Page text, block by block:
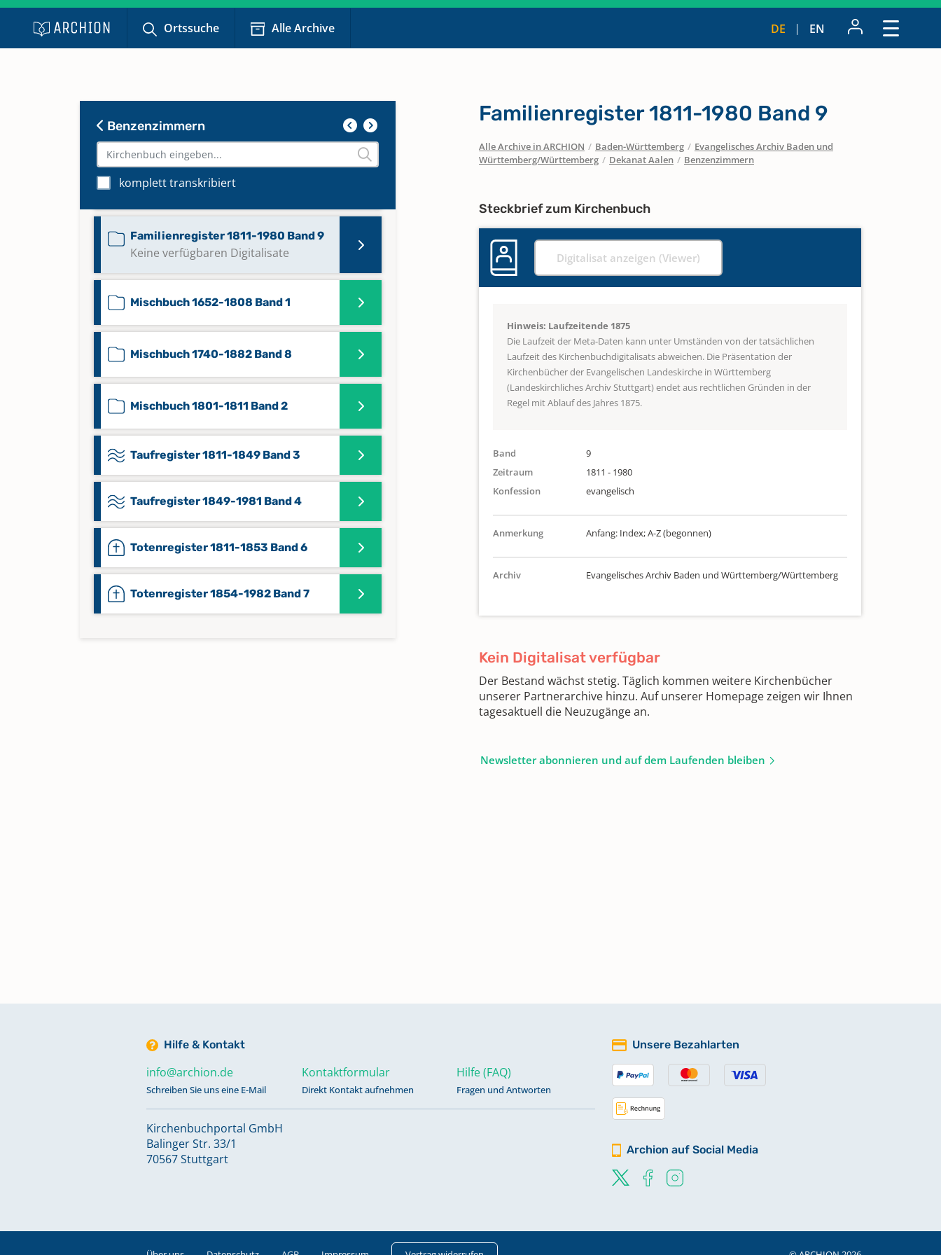
Ortssuche Alle Archive DE EN
Benzenzimmern
komplett transkribiert
Eheregister 1811-1875 Band 5
Familienregister 1811-1980 Band 9
Keine verfügbaren Digitalisate
Mischbuch 1652-1808 Band 1
Mischbuch 1740-1882 Band 8
Mischbuch 1801-1811 Band 2
Taufregister 1811-1849 Band 3
Taufregister 1849-1981 Band 4
Totenregister 1811-1853 Band 6
Totenregister 1854-1982 Band 7
Familienregister 1811-1980 Band 9
Alle Archive in ARCHION / Baden-Württemberg / Evangelisches Archiv Baden und
Württemberg/Württemberg / Dekanat Aalen / Benzenzimmern
Steckbrief zum Kirchenbuch
Digitalisat anzeigen (Viewer)
Hinweis: Laufzeitende 1875
Die Laufzeit der Meta-Daten kann unter Umständen von der tatsächlichen
Laufzeit des Kirchenbuchdigitalisats abweichen. Die Präsentation der
Kirchenbücher der Evangelischen Landeskirche in Württemberg
(Landeskirchliches Archiv Stuttgart) endet aus rechtlichen Gründen in der
Regel mit Ablauf des Jahres 1875.
Band
9
Zeitraum
1811 - 1980
Konfession
evangelisch
Anmerkung Anfang: Index; A-Z (begonnen)
Archiv Evangelisches Archiv Baden und Württemberg/Württemberg
Kein Digitalisat verfügbar
Der Bestand wächst stetig. Täglich kommen weitere Kirchenbücher
unserer Partnerarchive hinzu. Auf unserer Homepage zeigen wir Ihnen
tagesaktuell die Neuzugänge an.
Newsletter abonnieren und auf dem Laufenden bleiben
Hilfe & Kontakt
info@archion.de
Schreiben Sie uns eine E-Mail
Kontaktformular
Direkt Kontakt aufnehmen
Hilfe (FAQ)
Fragen und Antworten
Kirchenbuchportal GmbH
Balinger Str. 33/1
70567 Stuttgart
Unsere Bezahlarten
Archion auf Social Media